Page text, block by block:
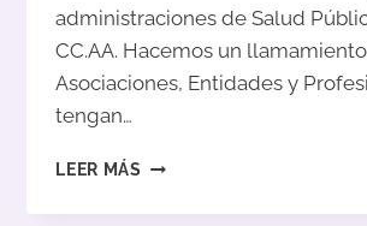
administraciones de Salud
CC.AA. Hacemos un
Asociaciones, Entidades y
tengan…
LEER MÁS PETICIÓN
AMPLIACIÓN